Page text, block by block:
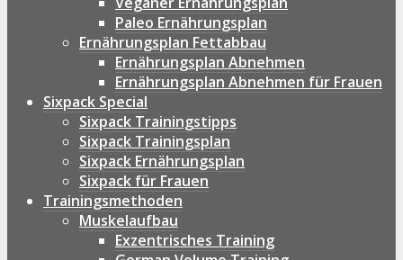
Paleo Ernährungsplan
Ernährungsplan Fettabbau
Ernährungsplan Abnehmen
Ernährungsplan Abnehmen für Frauen
Sixpack Special
Sixpack Trainingstipps
Sixpack Trainingsplan
Sixpack Ernährungsplan
Sixpack für Frauen
Trainingsmethoden
Muskelaufbau
Exzentrisches Training